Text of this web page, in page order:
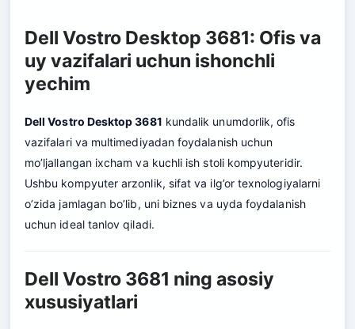
Dell Vostro Desktop 3681: Ofis va
uy vazifalari uchun ishonchli
yechim
Dell Vostro Desktop 3681 kundalik unumdorlik, ofis
vazifalari va multimediyadan foydalanish uchun
mo’ljallangan ixcham va kuchli ish stoli kompyuteridir.
Ushbu kompyuter arzonlik, sifat va ilg’or texnologiyalarni
o’zida jamlagan bo’lib, uni biznes va uyda foydalanish
uchun ideal tanlov qiladi.
Dell Vostro 3681 ning asosiy
xususiyatlari